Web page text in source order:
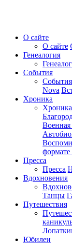
О сайте
О сайте
Генеалогия
События
События
Nova
Хроника
Хроника
формате
Пресса
Пресса
Вдохновения
Танцы
Путешествия
Юбилеи